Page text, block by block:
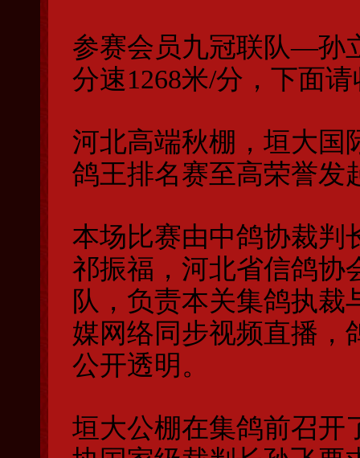
参赛会员九冠联队—孙
分速1268米/分，下面
河北高端秋棚，垣大国
鸽王排名赛至高荣誉发
本场比赛由中鸽协裁判
祁振福，河北省信鸽协
队，负责本关集鸽执裁
媒网络同步视频直播，
公开透明。
垣大公棚在集鸽前召开